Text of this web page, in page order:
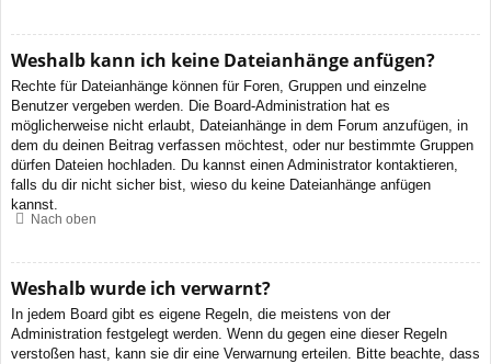
Weshalb kann ich keine Dateianhänge anfügen?
Rechte für Dateianhänge können für Foren, Gruppen und einzelne
Benutzer vergeben werden. Die Board-Administration hat es
möglicherweise nicht erlaubt, Dateianhänge in dem Forum anzufügen, in
dem du deinen Beitrag verfassen möchtest, oder nur bestimmte Gruppen
dürfen Dateien hochladen. Du kannst einen Administrator kontaktieren,
falls du dir nicht sicher bist, wieso du keine Dateianhänge anfügen
kannst.
Nach oben
Weshalb wurde ich verwarnt?
In jedem Board gibt es eigene Regeln, die meistens von der
Administration festgelegt werden. Wenn du gegen eine dieser Regeln
verstoßen hast, kann sie dir eine Verwarnung erteilen. Bitte beachte, dass